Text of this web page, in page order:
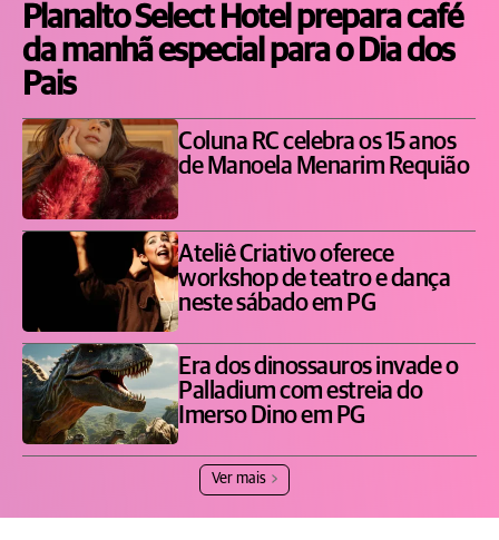
Planalto Select Hotel prepara café
da manhã especial para o Dia dos
Pais
Coluna RC celebra os 15 anos
de Manoela Menarim Requião
Ateliê Criativo oferece
workshop de teatro e dança
neste sábado em PG
Era dos dinossauros invade o
Palladium com estreia do
Imerso Dino em PG
Ver mais